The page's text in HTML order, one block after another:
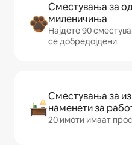
Сместувања за
миленичиња
Најдете 90
се добредојдени
Сместувања за
наменети за
20 имоти имаат